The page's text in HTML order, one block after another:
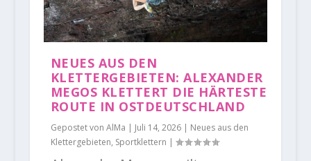
NEUES AUS DEN
KLETTERGEBIETEN: ALEXANDER
MEGOS KLETTERT DIE HÄRTESTE
ROUTE IN OSTDEUTSCHLAND
Gepostet von AlMa | Juli 14, 2026| Neues aus den
Klettergebieten, Sportklettern |